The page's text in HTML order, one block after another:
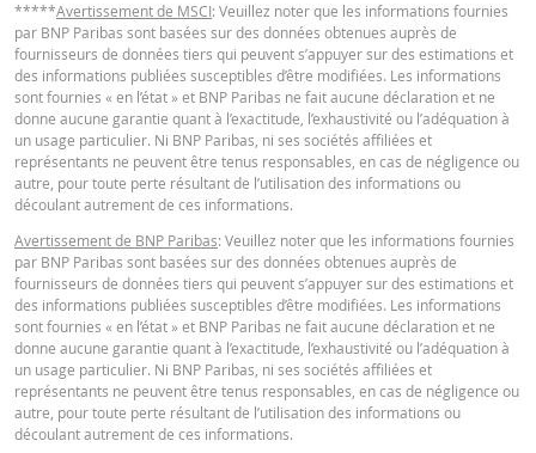
*****Avertissement de MSCI: Veuillez noter que les informations fournies
par BNP Paribas sont basées sur des données obtenues auprès de
fournisseurs de données tiers qui peuvent s’appuyer sur des estimations et
des informations publiées susceptibles d’être modifiées. Les informations
sont fournies « en l’état » et BNP Paribas ne fait aucune déclaration et ne
donne aucune garantie quant à l’exactitude, l’exhaustivité ou l’adéquation à
un usage particulier. Ni BNP Paribas, ni ses sociétés affiliées et
représentants ne peuvent être tenus responsables, en cas de négligence ou
autre, pour toute perte résultant de l’utilisation des informations ou
découlant autrement de ces informations.
Avertissement de BNP Paribas: Veuillez noter que les informations fournies
par BNP Paribas sont basées sur des données obtenues auprès de
fournisseurs de données tiers qui peuvent s’appuyer sur des estimations et
des informations publiées susceptibles d’être modifiées. Les informations
sont fournies « en l’état » et BNP Paribas ne fait aucune déclaration et ne
donne aucune garantie quant à l’exactitude, l’exhaustivité ou l’adéquation à
un usage particulier. Ni BNP Paribas, ni ses sociétés affiliées et
représentants ne peuvent être tenus responsables, en cas de négligence ou
autre, pour toute perte résultant de l’utilisation des informations ou
découlant autrement de ces informations.